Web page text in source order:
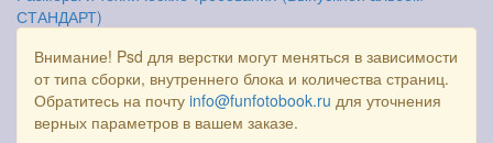
СТАНДАРТ)
Внимание! Psd для верстки могут меняться в зависимости
от типа сборки, внутреннего блока и количества страниц.
Обратитесь на почту info@funfotobook.ru для уточнения
верных параметров в вашем заказе.